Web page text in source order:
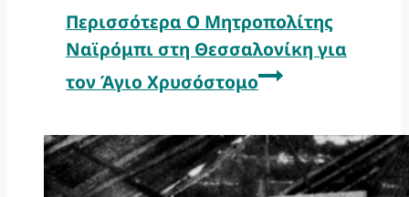
Περισσότερα Ο Μητροπολίτης
Ναϊρόμπι στη Θεσσαλονίκη για
τον Άγιο Χρυσόστομο